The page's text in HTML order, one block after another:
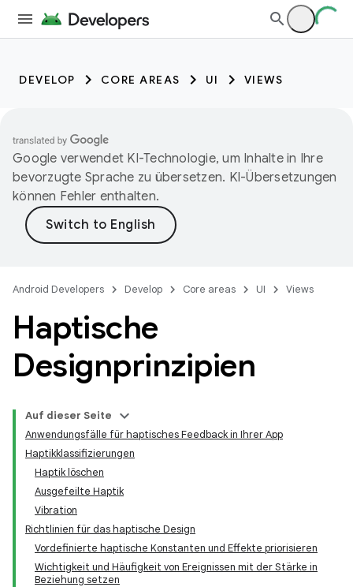
DEVELOP CORE AREAS UI VIEWS
Google verwendet KI-Technologie, um Inhalte in Ihre
bevorzugte Sprache zu übersetzen. KI-Übersetzungen
können Fehler enthalten.
Android Developers Develop Core areas UI Views
Haptische
Designprinzipien
Auf dieser Seite
Anwendungsfälle für haptisches Feedback in Ihrer App
Haptikklassifizierungen
Haptik löschen
Ausgefeilte Haptik
Vibration
Richtlinien für das haptische Design
Vordefinierte haptische Konstanten und Effekte priorisieren
Wichtigkeit und Häufigkeit von Ereignissen mit der Stärke in
Beziehung setzen